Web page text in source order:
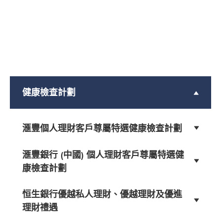
健康檢查計劃
滙豐個人理財客戶尊屬特選健康檢查計劃
滙豐銀行 (中國) 個人理財客戶尊屬特選健
康檢查計劃
恒生銀行優越私人理財、優越理財及優進
理財禮遇